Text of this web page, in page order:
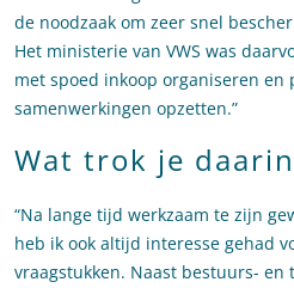
de noodzaak om zeer snel
Het ministerie van VWS was
met spoed inkoop organiseren en
samenwerkingen opzetten.”
Wat trok je
“Na lange tijd werkzaam te zijn
heb ik ook altijd interesse gehad
vraagstukken. Naast bestuurs-